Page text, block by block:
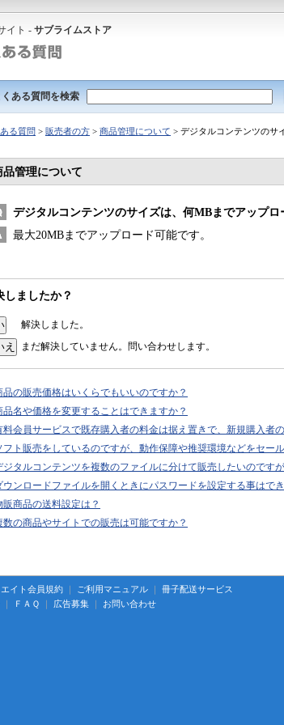
イト - サブライムストア
くある質問を検索
る質問 > 販売者の方 > 商品管理について > デジタルコンテンツのサ
品管理について
デジタルコンテンツのサイズは、何MBまでアップロ
最大20MBまでアップロード可能です。
しましたか？
解決しました。
まだ解決していません。問い合わせします。
品の販売価格はいくらでもいいのですか？
品名や価格を変更することはできますか？
料会員サービスで既存購入者の料金は据え置きで、新規購入者
フト販売をしているのですが、動作保障や推奨環境などをセー
ジタルコンテンツを複数のファイルに分けて販売したいのです
ウンロードファイルを開くときにパスワードを設定する事はで
販商品の送料設定は？
数の商品やサイトでの販売は可能ですか？
イト会員規約 ｜ ご利用マニュアル ｜ 冊子配送サービス
｜ ＦＡＱ ｜ 広告募集 ｜ お問い合わせ